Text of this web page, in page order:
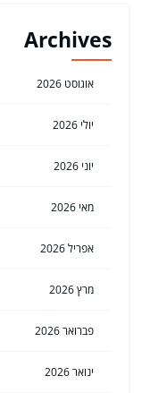
Archives
אוגוסט 2026
יולי 2026
יוני 2026
מאי 2026
אפריל 2026
מרץ 2026
פברואר 2026
ינואר 2026